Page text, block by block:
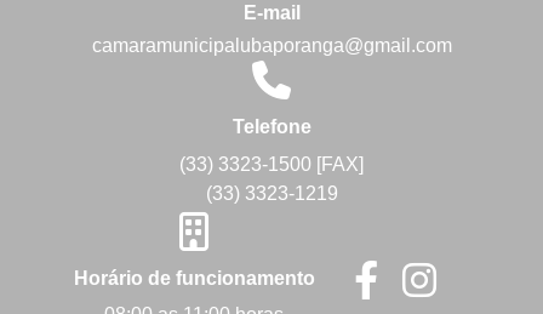
E-mail
camaramunicipalubaporanga@gmail.com
Telefone
(33) 3323-1500 [FAX]
(33) 3323-1219
Horário de funcionamento